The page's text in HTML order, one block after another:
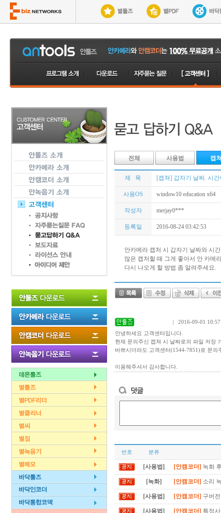
전체 사용법 캡
제 목 [캡쳐] 갑자기 날짜. 시
사용OS window10 education x64
작성자 merjay0***
등록일 2016-08-24 03:42:53
안카메라 캡처 시 갑자기 날짜와 시
많은 캡처할 때 그게 좋아서 안 카메
다시 나오게 할 방법 좀 알려주세요.
| 2016-09-01
안녕하세요 고객센터입니다.
현재 문의주신 캡쳐 시 날짜로의 파일 저장
바쁘시더라도 고객센터(1544-7851)로 문
이용해주셔서 감사합니다.
번호 분류
[사용법] [안캠코더] 녹화
[녹화] [안캠코더] 소리
[사용법] [안캠코더] 구버
[사용법] [안캠코더] 특정